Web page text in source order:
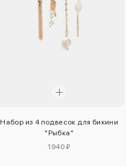
Набор из 4 подвесок для бикини
"Рыбка"
1940 ₽